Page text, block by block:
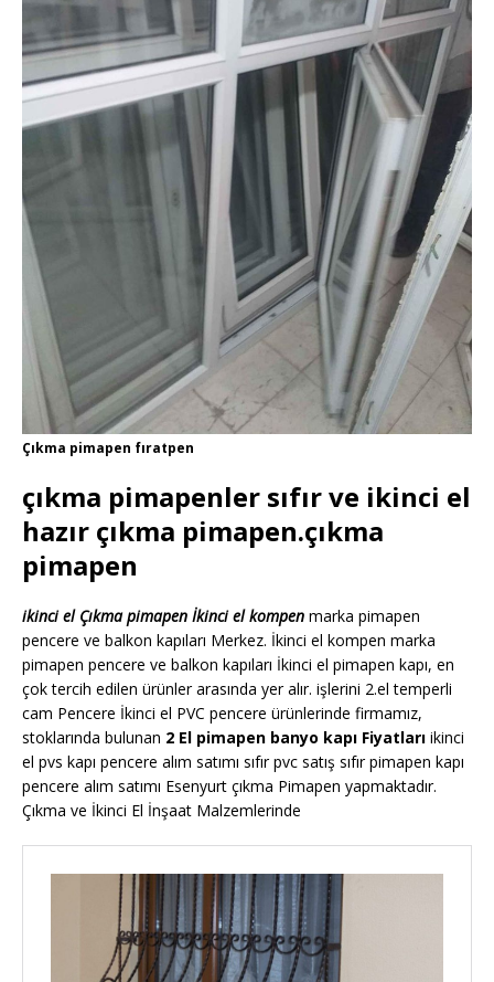
Çıkma pimapen fıratpen
çıkma pimapenler sıfır ve ikinci el
hazır çıkma pimapen.çıkma
pimapen
ikinci el Çıkma pimapen İkinci el kompen marka pimapen
pencere ve balkon kapıları Merkez. İkinci el kompen marka
pimapen pencere ve balkon kapıları İkinci el pimapen kapı, en
çok tercih edilen ürünler arasında yer alır. işlerini 2.el temperli
cam Pencere İkinci el PVC pencere ürünlerinde firmamız,
stoklarında bulunan 2 El pimapen banyo kapı Fiyatları ikinci
el pvs kapı pencere alım satımı sıfır pvc satış sıfır pimapen kapı
pencere alım satımı Esenyurt çıkma Pimapen yapmaktadır.
Çıkma ve İkinci El İnşaat Malzemlerinde